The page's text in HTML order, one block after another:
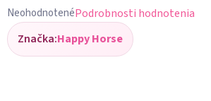
Priemerné
hodnotenie
produktu
NeohodnotenéPodrobnosti hodnotenia
Značka:Happy Horse